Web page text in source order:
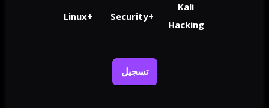
Linux+ Security+
Kali
Hacking
تسجيل